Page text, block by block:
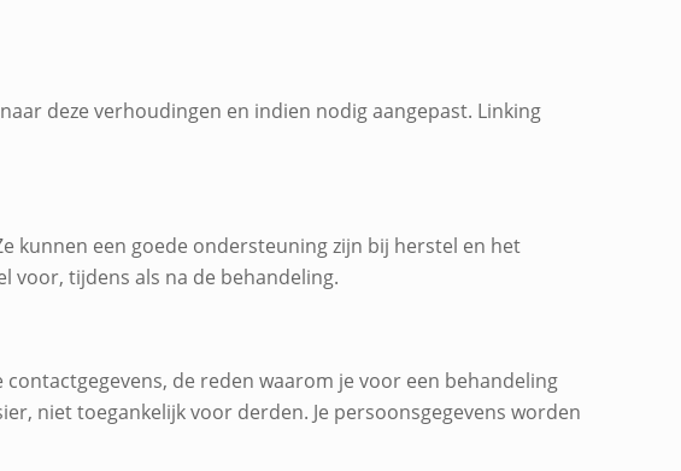
deze verhoudingen en indien nodig aangepast. Linking
kunnen een goede ondersteuning zijn bij herstel en het
voor, tijdens als na de behandeling.
de reden waarom je voor een behandeling
niet toegankelijk voor derden. Je persoonsgegevens worden